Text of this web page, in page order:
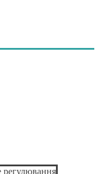
регулювання